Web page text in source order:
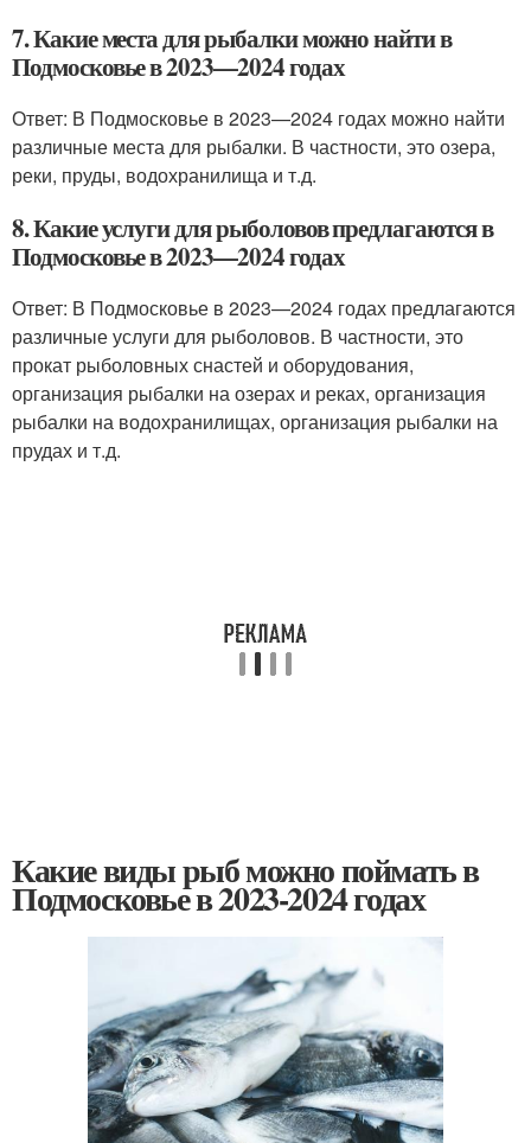
7. Какие места для рыбалки можно найти в
Подмосковье в 2023—2024 годах
Ответ: В Подмосковье в 2023—2024 годах можно найти
различные места для рыбалки. В частности, это озера,
реки, пруды, водохранилища и т.д.
8. Какие услуги для рыболовов предлагаются в
Подмосковье в 2023—2024 годах
Ответ: В Подмосковье в 2023—2024 годах предлагаются
различные услуги для рыболовов. В частности, это
прокат рыболовных снастей и оборудования,
организация рыбалки на озерах и реках, организация
рыбалки на водохранилищах, организация рыбалки на
прудах и т.д.
Какие виды рыб можно поймать в
Подмосковье в 2023-2024 годах